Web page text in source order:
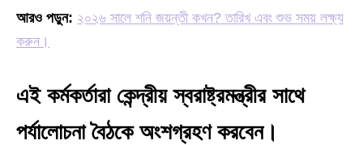
আরও পড়ুন: ২০২৬ সালে শনি জয়ন্তী কখন? তারিখ এবং শুভ সময় লক্ষ্য
করুন।
এই কর্মকর্তারা কেন্দ্রীয় স্বরাষ্ট্রমন্ত্রীর সাথে
পর্যালোচনা বৈঠকে অংশগ্রহণ করবেন।